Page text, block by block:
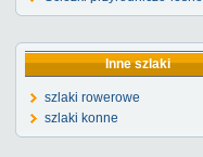
Inne szlaki
szlaki rowerowe
szlaki konne